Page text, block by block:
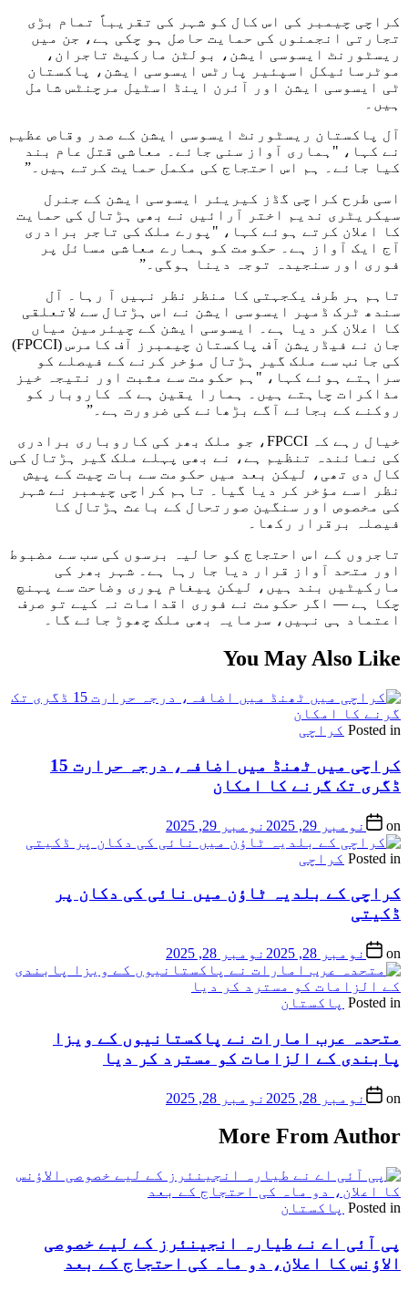
کراچی چیمبر کی اس کال کو شہر کی تقریباً تمام بڑی
تجارتی انجمنوں کی حمایت حاصل ہو چکی ہے، جن میں
ریسٹورنٹ ایسوسی ایشن، بولٹن مارکیٹ تاجران،
موٹرسائیکل اسپئیر پارٹس ایسوسی ایشن، پاکستان
ٹی ایسوسی ایشن اور آئرن اینڈ اسٹیل مرچنٹس شامل
ہیں۔
آل پاکستان ریسٹورنٹ ایسوسی ایشن کے صدر وقاص عظیم
نے کہا، "ہماری آواز سنی جائے۔ معاشی قتل عام بند
کیا جائے۔ ہم اس احتجاج کی مکمل حمایت کرتے ہیں۔”
اسی طرح کراچی گڈز کیریئر ایسوسی ایشن کے جنرل
سیکریٹری ندیم اختر آرائیں نے بھی ہڑتال کی حمایت
کا اعلان کرتے ہوئے کہا، "پورے ملک کی تاجر برادری
آج ایک آواز ہے۔ حکومت کو ہمارے معاشی مسائل پر
فوری اور سنجیدہ توجہ دینا ہوگی۔”
تاہم ہر طرف یکجہتی کا منظر نظر نہیں آ رہا۔ آل
سندھ ٹرک ڈمپر ایسوسی ایشن نے اس ہڑتال سے لاتعلقی
کا اعلان کر دیا ہے۔ ایسوسی ایشن کے چیئرمین میاں
جان نے فیڈریشن آف پاکستان چیمبرز آف کامرس (FPCCI)
کی جانب سے ملک گیر ہڑتال مؤخر کرنے کے فیصلے کو
سراہتے ہوئے کہا، "ہم حکومت سے مثبت اور نتیجہ خیز
مذاکرات چاہتے ہیں۔ ہمارا یقین ہے کہ کاروبار کو
روکنے کے بجائے آگے بڑھانے کی ضرورت ہے۔”
خیال رہے کہ FPCCI، جو ملک بھر کی کاروباری برادری
کی نمائندہ تنظیم ہے، نے بھی پہلے ملک گیر ہڑتال کی
کال دی تھی، لیکن بعد میں حکومت سے بات چیت کے پیش
نظر اسے مؤخر کر دیا گیا۔ تاہم کراچی چیمبر نے شہر
کی مخصوص اور سنگین صورتحال کے باعث ہڑتال کا
فیصلہ برقرار رکھا۔
تاجروں کے اس احتجاج کو حالیہ برسوں کی سب سے مضبوط
اور متحد آواز قرار دیا جا رہا ہے۔ شہر بھر کی
مارکیٹیں بند ہیں، لیکن پیغام پوری وضاحت سے پہنچ
چکا ہے — اگر حکومت نے فوری اقدامات نہ کیے تو صرف
اعتماد ہی نہیں، سرمایہ بھی ملک چھوڑ جائے گا۔
You May Also Like
Posted in کراچی
کراچی میں ٹھنڈ میں اضافہ، درجہ حرارت 15
ڈگری تک گرنے کا امکان
on نومبر 29, 2025 نومبر 29, 2025
Posted in کراچی
کراچی کے بلدیہ ٹاؤن میں نائی کی دکان پر
ڈکیتی
on نومبر 28, 2025 نومبر 28, 2025
Posted in پاکستان
متحدہ عرب امارات نے پاکستانیوں کے ویزا
پابندی کے الزامات کو مسترد کر دیا
on نومبر 28, 2025 نومبر 28, 2025
More From Author
Posted in پاکستان
پی آئی اے نے طیارہ انجینئرز کے لیے خصوصی
الاؤنس کا اعلان، دو ماہ کی احتجاج کے بعد